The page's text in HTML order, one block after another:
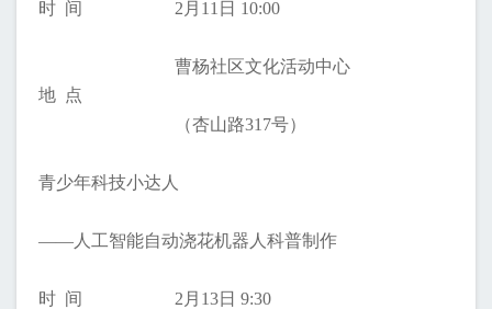
时 间 2月11日 10:00
地 点
曹杨社区文化活动中心
（杏山路317号）
青少年科技小达人
——人工智能自动浇花机器人科普制作
时 间 2月13日 9:30